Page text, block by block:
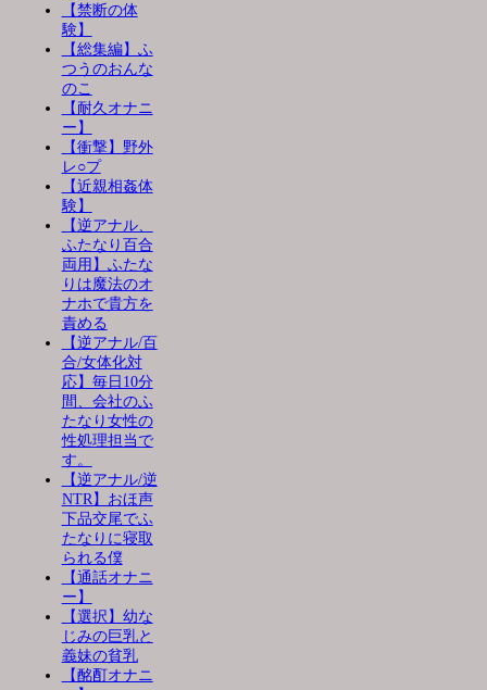
【禁断の体
験】
【総集編】ふ
つうのおんな
のこ
【耐久オナニ
ー】
【衝撃】野外
レ○プ
【近親相姦体
験】
【逆アナル、
ふたなり百合
両用】ふたな
りは魔法のオ
ナホで貴方を
責める
【逆アナル/百
合/女体化対
応】毎日10分
間、会社のふ
たなり女性の
性処理担当で
す。
【逆アナル/逆
NTR】おほ声
下品交尾でふ
たなりに寝取
られる僕
【通話オナニ
ー】
【選択】幼な
じみの巨乳と
義妹の貧乳
【酩酊オナニ